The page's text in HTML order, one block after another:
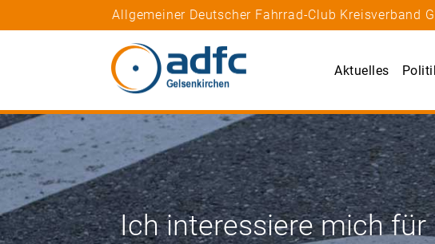
Allgemeiner Deutscher Fahrrad-Club Kreisverband
Aktuelles
Ich interessiere mich für